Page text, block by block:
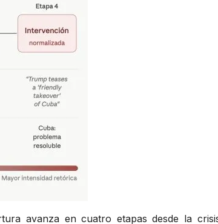
avanza en cuatro etapas desde la